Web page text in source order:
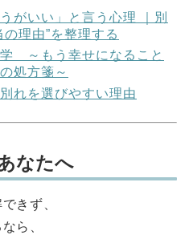
がいい」と言う心理 ｜別
理由”を整理する
～もう幸せになること
処方箋～
れを選びやすい理由
なたへ
きず、
ら、